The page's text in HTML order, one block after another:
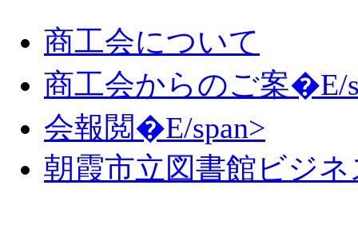
商工会について
商工会からのご案�E/
会報閲�E/span>
朝霞市立図書館ビジ